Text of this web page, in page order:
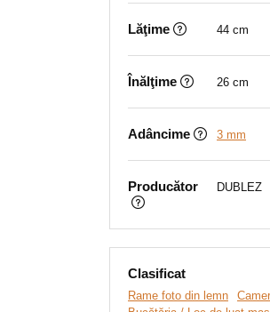
Lăţime 44 cm
Înălţime 26 cm
Adâncime 3 mm
Producător DUBLEZ
Clasificat
Rame foto din lemn